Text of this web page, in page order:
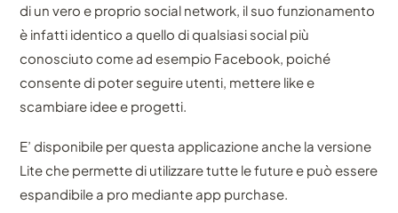
di un vero e proprio social network, il suo funzionamento
è infatti identico a quello di qualsiasi social più
conosciuto come ad esempio Facebook, poiché
consente di poter seguire utenti, mettere like e
scambiare idee e progetti.
E’ disponibile per questa applicazione anche la versione
Lite che permette di utilizzare tutte le future e può essere
espandibile a pro mediante app purchase.